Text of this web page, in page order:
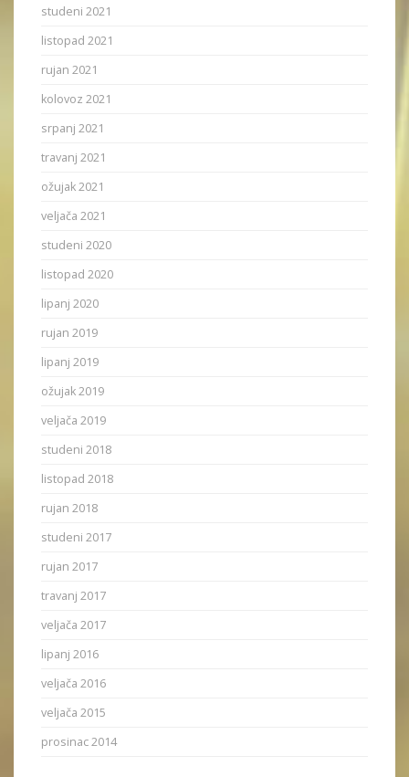
studeni 2021
listopad 2021
rujan 2021
kolovoz 2021
srpanj 2021
travanj 2021
ožujak 2021
veljača 2021
studeni 2020
listopad 2020
lipanj 2020
rujan 2019
lipanj 2019
ožujak 2019
veljača 2019
studeni 2018
listopad 2018
rujan 2018
studeni 2017
rujan 2017
travanj 2017
veljača 2017
lipanj 2016
veljača 2016
veljača 2015
prosinac 2014